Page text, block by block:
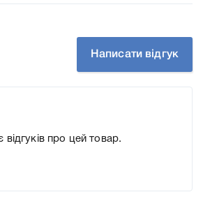
Написати відгук
відгуків про цей товар.